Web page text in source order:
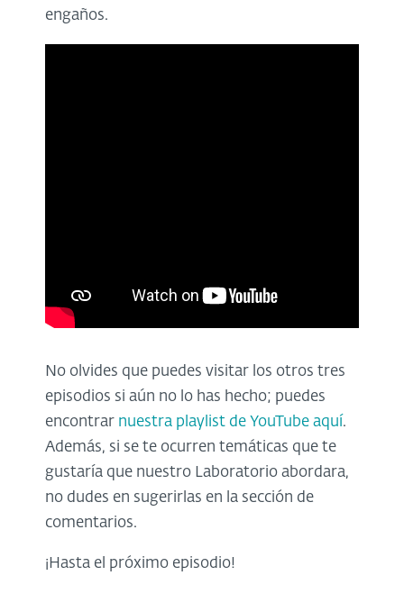
engaños.
No olvides que puedes visitar los otros tres
episodios si aún no lo has hecho; puedes
encontrar nuestra playlist de YouTube aquí.
Además, si se te ocurren temáticas que te
gustaría que nuestro Laboratorio abordara,
no dudes en sugerirlas en la sección de
comentarios.
¡Hasta el próximo episodio!